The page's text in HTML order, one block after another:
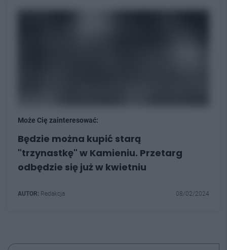
Może Cię zainteresować:
Będzie można kupić starą
"trzynastkę" w Kamieniu. Przetarg
odbędzie się już w kwietniu
AUTOR: Redakcja 08/02/2024